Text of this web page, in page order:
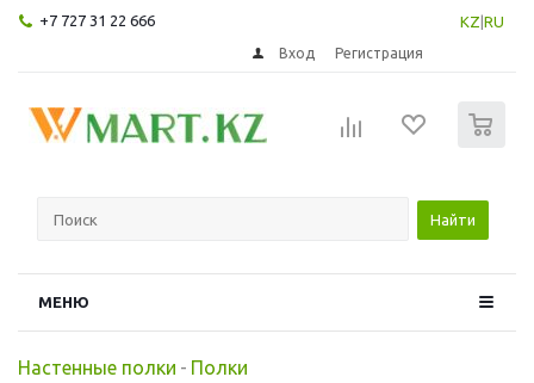
+7 727 31 22 666 KZ RU
Вход Регистрация
Найти
МЕНЮ
Настенные полки - Полки